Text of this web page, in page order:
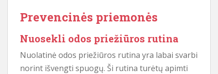
Prevencinės priemonės
Nuosekli odos priežiūros rutina
Nuolatinė odos priežiūros rutina yra labai svarbi
norint išvengti spuogų. Ši rutina turėtų apimti